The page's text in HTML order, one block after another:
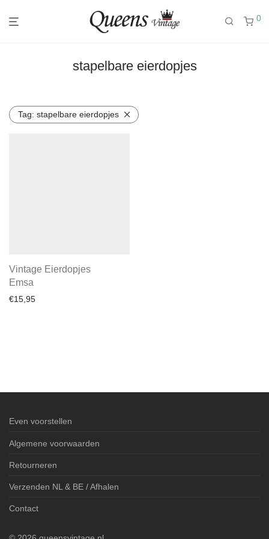
0
stapelbare eierdopjes
Tag: stapelbare eierdopjes
Vintage Eierdopjes
Emsa
€15,95
Even voorstellen
Algemene voorwaarden
Retourneren
Verzenden NL & BE / Afhalen
Contact